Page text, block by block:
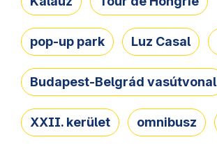
pop-up park Luz Casal
Budapest-Belgrád vasútvonal
XXII. kerület omnibusz